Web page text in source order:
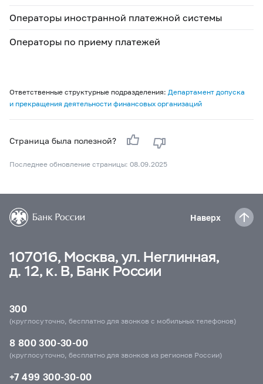
Операторы иностранной платежной системы
Операторы по приему платежей
Ответственные структурные подразделения: Департамент допуска
и прекращения деятельности финансовых организаций
Страница была полезной?
Последнее обновление страницы: 08.09.2025
Наверх
107016, Москва, ул. Неглинная,
д. 12, к. В, Банк России
300
(круглосуточно, бесплатно для звонков с мобильных телефонов)
8 800 300-30-00
(круглосуточно, бесплатно для звонков из регионов России)
+7 499 300-30-00